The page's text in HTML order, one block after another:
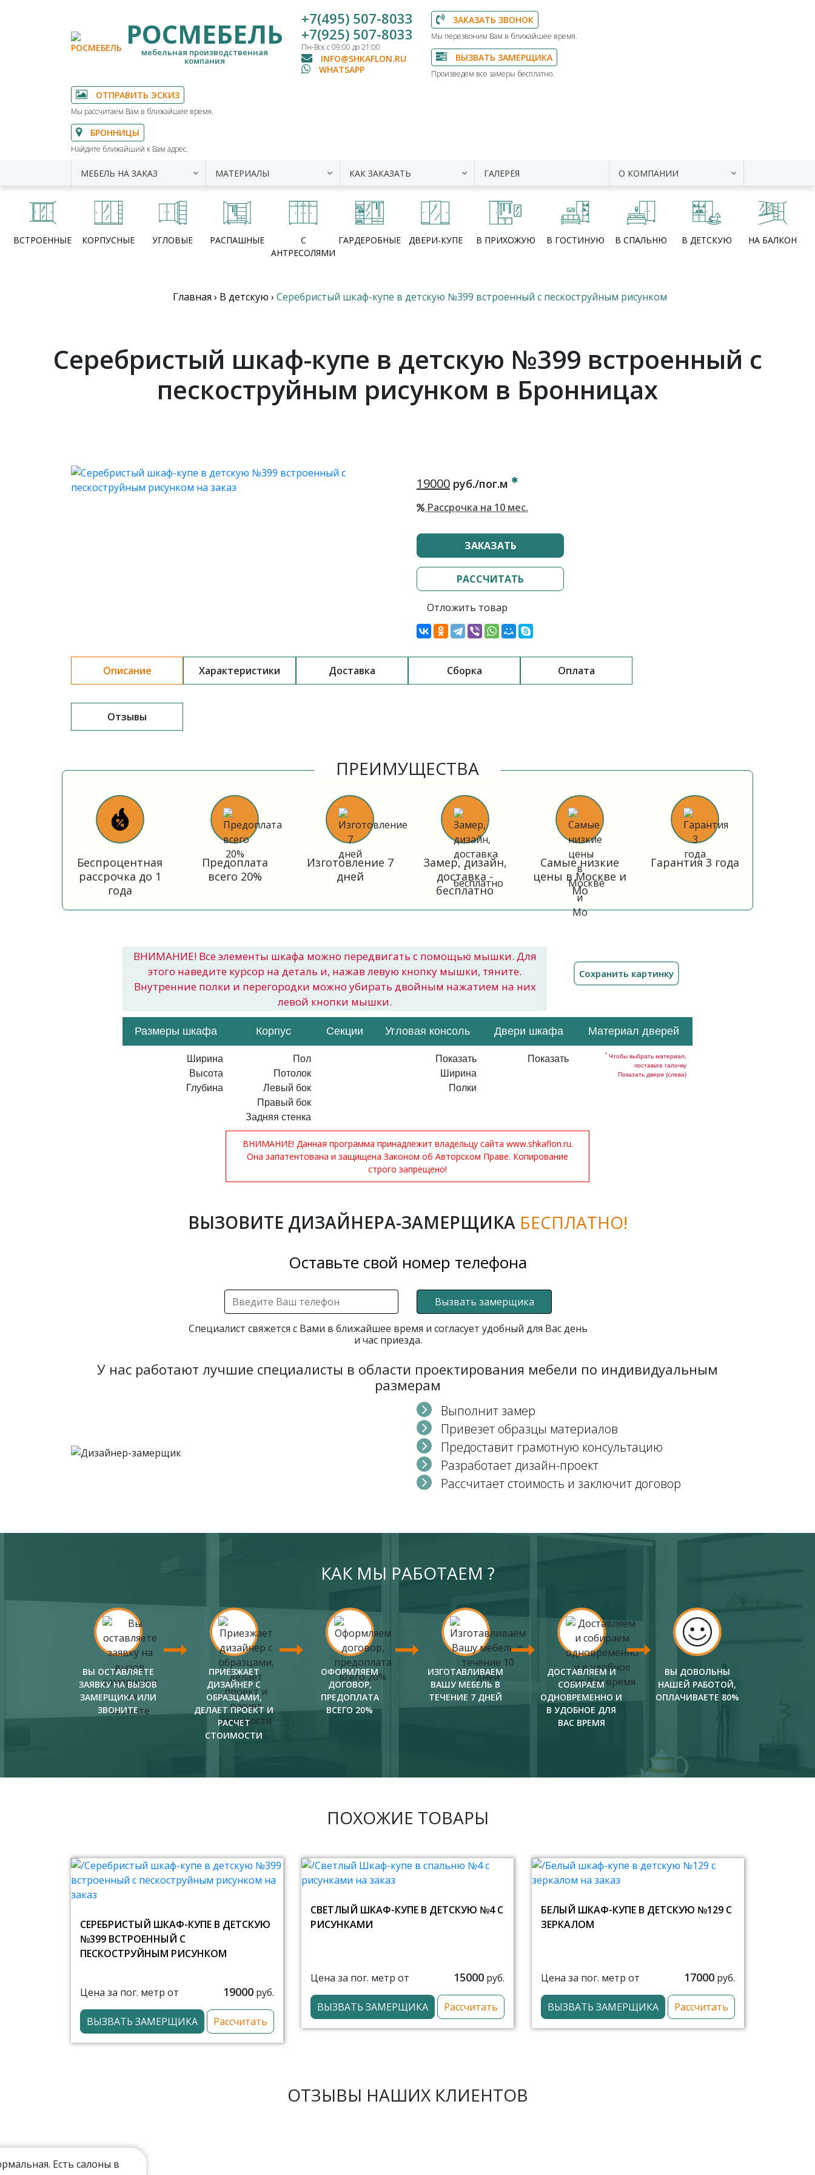
РОСМЕБЕЛЬ
мебельная производственная
компания
+7(495) 507-8033
+7(925) 507-8033
Пн-Вск с 09:00 до 21:00
INFO@SHKAFLON.RU
WHATSAPP
ЗАКАЗАТЬ ЗВОНОК
Мы перезвоним Вам в ближайшее время.
ВЫЗВАТЬ ЗАМЕРЩИКА
Произведем все замеры бесплатно.
ОТПРАВИТЬ ЭСКИЗ
Мы рассчитаем Вам в ближайшее время.
БРОННИЦЫ
Найдите ближайший к Вам адрес.
МЕБЕЛЬ НА ЗАКАЗ МАТЕРИАЛЫ КАК ЗАКАЗАТЬ ГАЛЕРЕЯ О КОМПАНИИ
ВСТРОЕННЫЕ КОРПУСНЫЕ УГЛОВЫЕ РАСПАШНЫЕ
С
АНТРЕСОЛЯМИ
ГАРДЕРОБНЫЕ ДВЕРИ-КУПЕ В ПРИХОЖУЮ В ГОСТИНУЮ В СПАЛЬНЮ В ДЕТСКУЮ НА БАЛКОН
Главная › В детскую › Серебристый шкаф-купе в детскую №399 встроенный с пескоструйным рисунком
Серебристый шкаф-купе в детскую №399 встроенный с
пескоструйным рисунком в Бронницах
19000 руб./пог.м
Рассрочка на 10 мес.
ЗАКАЗАТЬ
РАССЧИТАТЬ
Отложить товар
Описание Характеристики Доставка Сборка Оплата
Отзывы
ПРЕИМУЩЕСТВА
Беспроцентная
рассрочка до 1
года
Предоплата
всего 20%
Изготовление 7
дней
Замер, дизайн,
доставка -
бесплатно
Самые низкие
цены в Москве и
Мо
Гарантия 3 года
ВНИМАНИЕ! Все элементы шкафа можно передвигать с помощью мышки. Для
этого наведите курсор на деталь и, нажав левую кнопку мышки, тяните.
Внутренние полки и перегородки можно убирать двойным нажатием на них
левой кнопки мышки.
Размеры шкафа Корпус Секции Угловая консоль Двери шкафа Материал дверей
Ширина
Высота
Глубина
Пол
Потолок
Левый бок
Правый бок
Задняя стенка
Показать
Ширина
Полки
Показать * Чтобы выбрать материал,
поставьте галочку
Показать двери (слева)
ВНИМАНИЕ! Данная программа принадлежит владельцу сайта www.shkaflon.ru.
Она запатентована и защищена Законом об Авторском Праве. Копирование
строго запрещено!
ВЫЗОВИТЕ ДИЗАЙНЕРА-ЗАМЕРЩИКА БЕСПЛАТНО!
Оставьте свой номер телефона
Вызвать замерщика
Специалист свяжется с Вами в ближайшее время и согласует удобный для Вас день
и час приезда.
У нас работают лучшие специалисты в области проектирования мебели по индивидуальным
размерам
Выполнит замер
Привезет образцы материалов
Предоставит грамотную консультацию
Разработает дизайн-проект
Рассчитает стоимость и заключит договор
КАК МЫ РАБОТАЕМ ?
ВЫ ОСТАВЛЯЕТЕ
ЗАЯВКУ НА ВЫЗОВ
ЗАМЕРЩИКА ИЛИ
ЗВОНИТЕ
ПРИЕЗЖАЕТ
ДИЗАЙНЕР С
ОБРАЗЦАМИ,
ДЕЛАЕТ ПРОЕКТ И
РАСЧЕТ
СТОИМОСТИ
ОФОРМЛЯЕМ
ДОГОВОР,
ПРЕДОПЛАТА
ВСЕГО 20%
ИЗГОТАВЛИВАЕМ
ВАШУ МЕБЕЛЬ В
ТЕЧЕНИЕ 7 ДНЕЙ
ДОСТАВЛЯЕМ И
СОБИРАЕМ
ОДНОВРЕМЕННО И
В УДОБНОЕ ДЛЯ
ВАС ВРЕМЯ
ВЫ ДОВОЛЬНЫ
НАШЕЙ РАБОТОЙ,
ОПЛАЧИВАЕТЕ 80%
ПОХОЖИЕ ТОВАРЫ
СЕРЕБРИСТЫЙ ШКАФ-КУПЕ В ДЕТСКУЮ
№399 ВСТРОЕННЫЙ С
ПЕСКОСТРУЙНЫМ РИСУНКОМ
Цена за пог. метр от 19000 руб.
ВЫЗВАТЬ ЗАМЕРЩИКА Рассчитать
СВЕТЛЫЙ ШКАФ-КУПЕ В ДЕТСКУЮ №4 С
РИСУНКАМИ
Цена за пог. метр от 15000 руб.
ВЫЗВАТЬ ЗАМЕРЩИКА Рассчитать
БЕЛЫЙ ШКАФ-КУПЕ В ДЕТСКУЮ №129 С
ЗЕРКАЛОМ
Цена за пог. метр от 17000 руб.
ВЫЗВАТЬ ЗАМЕРЩИКА Рассчитать
ОТЗЫВЫ НАШИХ КЛИЕНТОВ
Есть салоны в